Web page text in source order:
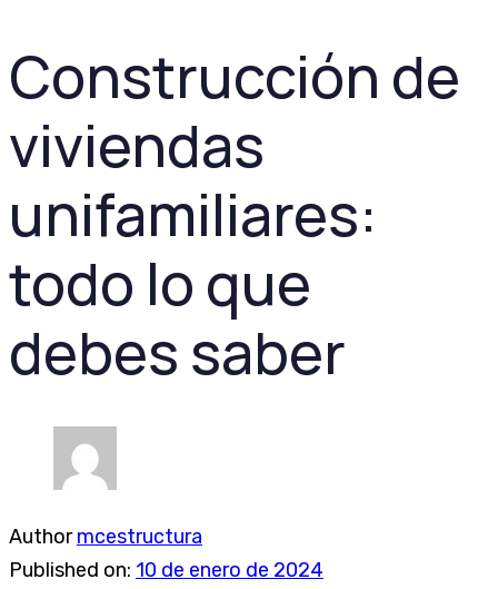
Construcción de
viviendas
unifamiliares:
todo lo que
debes saber
Author mcestructura
Published on: 10 de enero de 2024